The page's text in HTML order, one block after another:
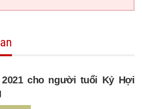
cho người tuổi Kỷ Hợi